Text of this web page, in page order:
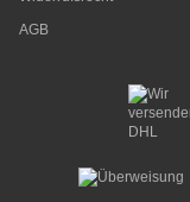
AGB